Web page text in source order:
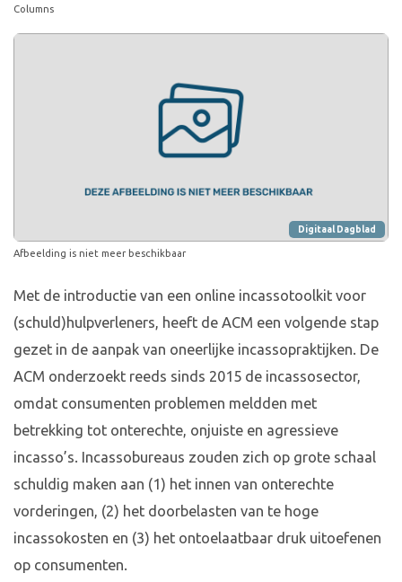
Columns
Digitaal Dagblad
Afbeelding is niet meer beschikbaar
Met de introductie van een online incassotoolkit voor
(schuld)hulpverleners, heeft de ACM een volgende stap
gezet in de aanpak van oneerlijke incassopraktijken. De
ACM onderzoekt reeds sinds 2015 de incassosector,
omdat consumenten problemen meldden met
betrekking tot onterechte, onjuiste en agressieve
incasso’s. Incassobureaus zouden zich op grote schaal
schuldig maken aan (1) het innen van onterechte
vorderingen, (2) het doorbelasten van te hoge
incassokosten en (3) het ontoelaatbaar druk uitoefenen
op consumenten.